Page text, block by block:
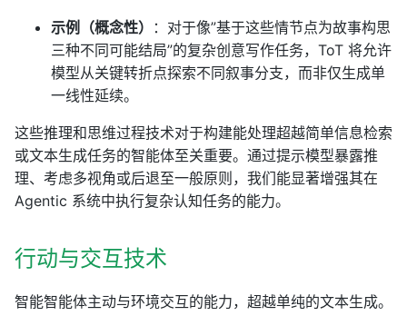
示例（概念性）
：对于像”基于这些情节点为故事构思
三种不同可能结局”的复杂创意写作任务，ToT 将允许
模型从关键转折点探索不同叙事分支，而非仅生成单
一线性延续。
这些推理和思维过程技术对于构建能处理超越简单信息检索
或文本生成任务的智能体至关重要。通过提示模型暴露推
理、考虑多视角或后退至一般原则，我们能显著增强其在
Agentic 系统中执行复杂认知任务的能力。
行动与交互技术
智能智能体主动与环境交互的能力，超越单纯的文本生成。